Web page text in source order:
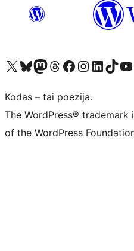
Visit our X (formerly Twitter) account
Apsilankykite mūsų Bluesky paskyroje
Visit our Mastodon account
Apsilankykite mūsų Threads paskyroje
Visit our Facebook page
Visit our Instagram account
Visit our LinkedIn
Apsilankykite
Visit
Kodas – tai poezija.
The WordPress®
of the WordPress